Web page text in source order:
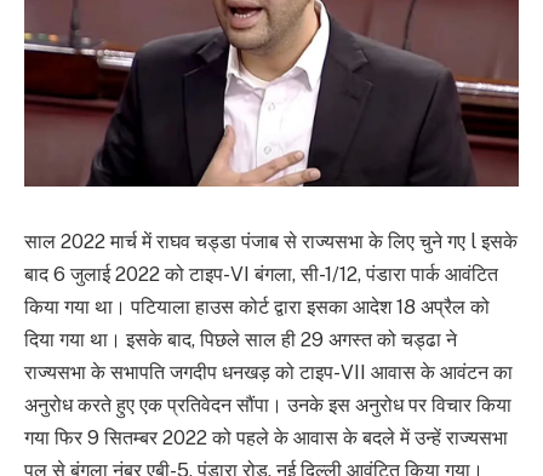
साल 2022 मार्च में राघव चड्डा पंजाब से राज्यसभा के लिए चुने गए l इसके
बाद 6 जुलाई 2022 को टाइप-VI बंगला, सी-1/12, पंडारा पार्क आवंटित
किया गया था। पटियाला हाउस कोर्ट द्वारा इसका आदेश 18 अप्रैल को
दिया गया था। इसके बाद, पिछले साल ही 29 अगस्त को चड्ढा ने
राज्यसभा के सभापति जगदीप धनखड़ को टाइप-VII आवास के आवंटन का
अनुरोध करते हुए एक प्रतिवेदन सौंपा। उनके इस अनुरोध पर विचार किया
गया फिर 9 सितम्बर 2022 को पहले के आवास के बदले में उन्हें राज्यसभा
पूल से बंगला नंबर एबी-5, पंडारा रोड, नई दिल्ली आवंटित किया गया।